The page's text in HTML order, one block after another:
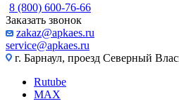
8 (800) 600-76-66
Заказать звонок
zakaz@apkaes.ru
service@apkaes.ru
г. Барнаул, проезд Северный
Rutube
MAX